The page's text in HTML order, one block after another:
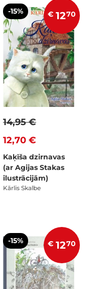
-15% € 1270
12,70 €
14,95 €
Kaķīša dzirnavas
(ar Agijas Stakas
ilustrācijām)
Kārlis Skalbe
-15% € 1270